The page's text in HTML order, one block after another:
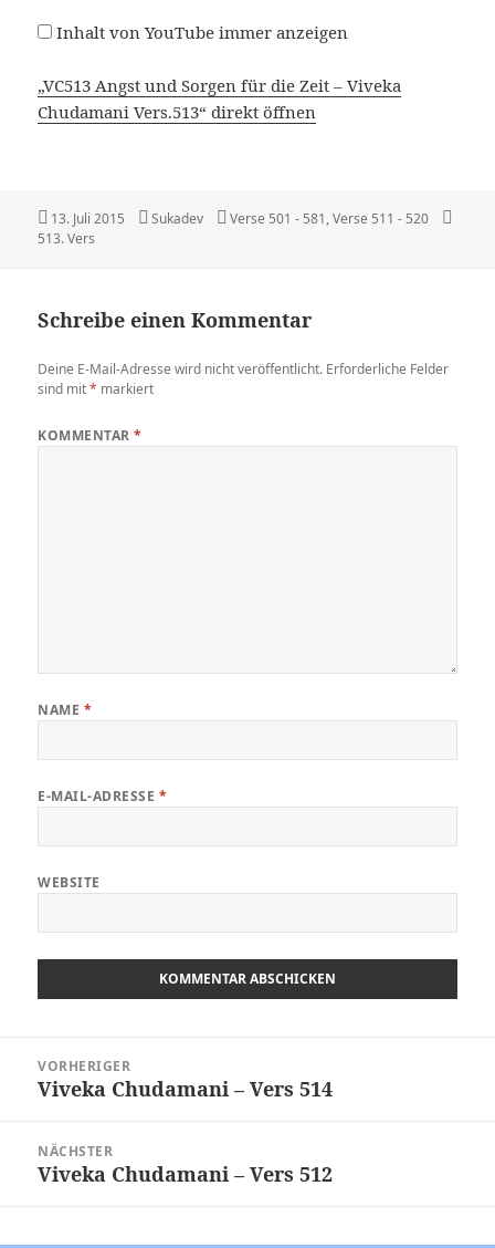
–
VIVEKA
VERS.513“
VON
YOUTUBE
Inhalt von YouTube immer anzeigen
„VC513 Angst und Sorgen für die Zeit – Viveka
Chudamani Vers.513“ direkt öffnen
Veröffentlicht
am
13. Juli 2015 Autor
Sukadev Kategorien
Verse 501 - 581,Verse 511 - 520
513. Vers
Schreibe einen Kommentar
Deine E-Mail-Adresse wird nicht veröffentlicht. Erforderliche Felder
sind mit* markiert
KOMMENTAR*
NAME *
E-MAIL-ADRESSE *
WEBSITE
VORHERIGER
Vorheriger
Viveka Chudamani – Vers 514
NÄCHSTER
Nächster
Viveka Chudamani – Vers 512